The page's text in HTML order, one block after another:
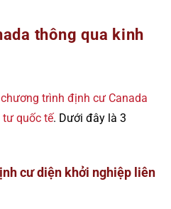
thông qua kinh
chương trình định cư Canada
quốc tế. Dưới đây là 3
cư diện khởi nghiệp liên